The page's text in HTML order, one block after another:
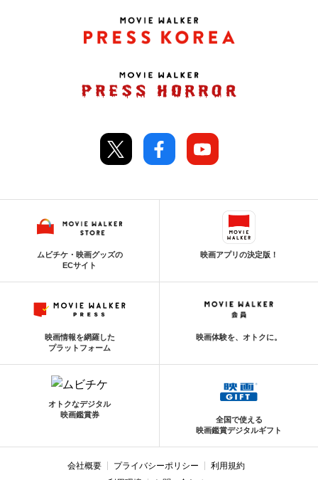
ムビチケ・映画グッズの
ECサイト
映画アプリの決定版！
映画情報を網羅した
プラットフォーム
映画体験を、オトクに。
オトクなデジタル
映画鑑賞券
全国で使える
映画鑑賞デジタルギフト
会社概要 プライバシーポリシー
利用規約